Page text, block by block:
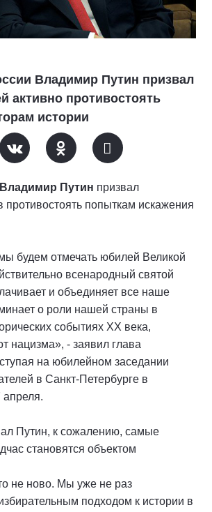
Владимир Путин призвал
активно противостоять
истории
Путин призвал
противостоять попыткам искажения
будем отмечать юбилей Великой
всенародный святой
и объединяет все наше
о роли нашей страны в
событиях ХХ века,
нацизма», - заявил глава
на юбилейном заседании
в Санкт-Петербурге в
апреля.
Путин, к сожалению, самые
становятся объектом
не ново. Мы уже не раз
подходом к истории в